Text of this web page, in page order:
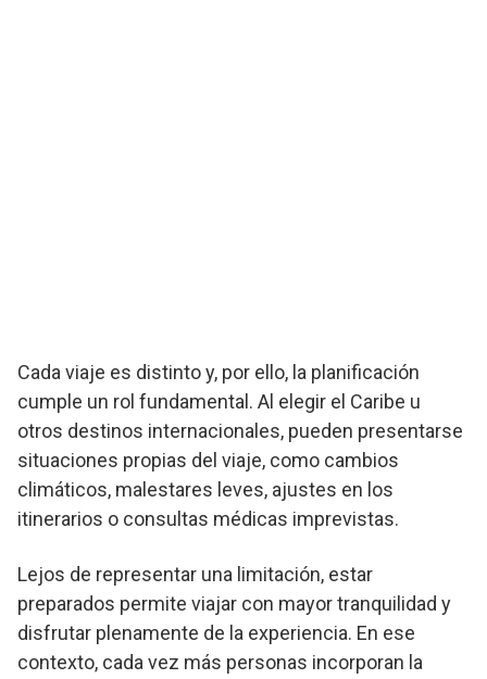
Cada viaje es distinto y, por ello, la planificación
cumple un rol fundamental. Al elegir el Caribe u
otros destinos internacionales, pueden presentarse
situaciones propias del viaje, como cambios
climáticos, malestares leves, ajustes en los
itinerarios o consultas médicas imprevistas.
Lejos de representar una limitación, estar
preparados permite viajar con mayor tranquilidad y
disfrutar plenamente de la experiencia. En ese
contexto, cada vez más personas incorporan la